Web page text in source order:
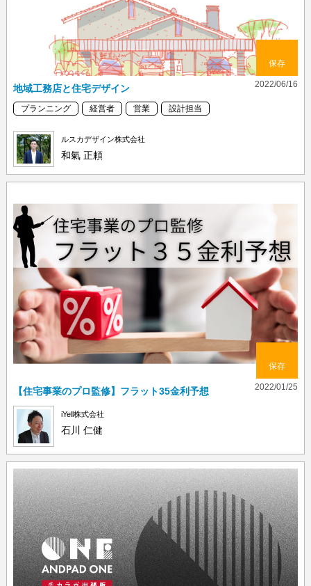
保存
2022/06/16
地域工務店と住宅デザイン
プランニング 経営者 営業 設計担当
ルスカデザイン株式会社
和氣 正頼
保存
2022/01/25
【住宅事業のプロ監修】フラット35金利予想
iYell株式会社
石川 仁健